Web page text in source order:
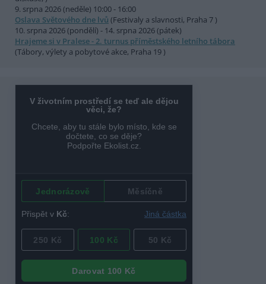
9. srpna 2026 (neděle) 10:00 - 16:00
Oslava Světového dne lvů (Festivaly a slavnosti, Praha 7 )
10. srpna 2026 (pondělí) - 14. srpna 2026 (pátek)
Hrajeme si v Pralese - 2. turnus příměstského letního tábora
(Tábory, výlety a pobytové akce, Praha 19 )